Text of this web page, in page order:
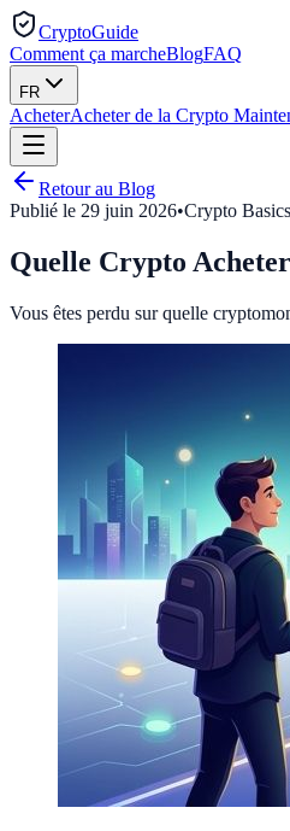
CryptoGuide
Comment ça marcheBlogFAQ
FR
AcheterAcheter de la Crypto
Retour au Blog
Publié le 29 juin 2026•Crypto Basics
Quelle Crypto
Vous êtes perdu sur quelle